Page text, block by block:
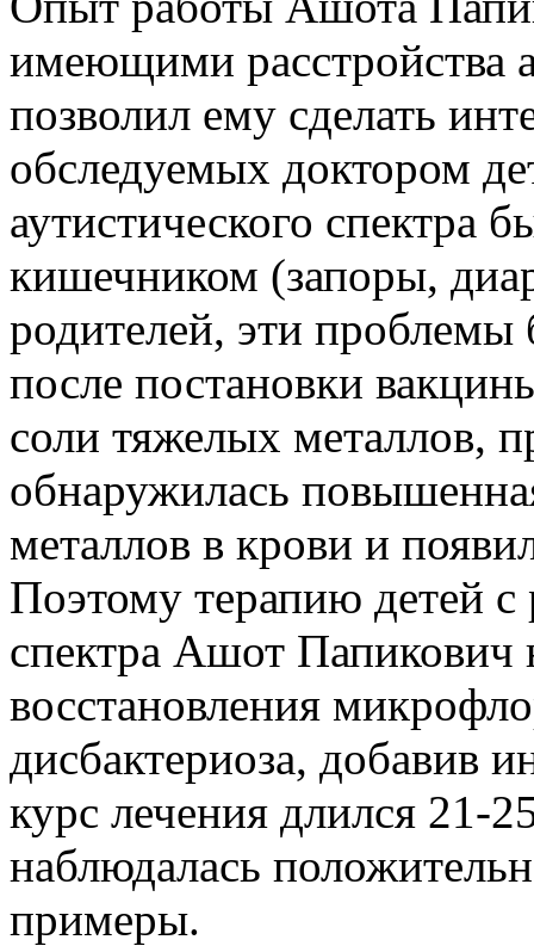
имеющими расстройства
позволил ему сделать
обследуемых доктором
аутистического спектра
кишечником (запоры,
родителей, эти
после постановки
соли тяжелых металлов,
обнаружилась
металлов в крови и
Поэтому терапию детей с
спектра Ашот Папикович
восстановления
дисбактериоза, добавив
курс лечения длился 21-
наблюдалась
примеры.